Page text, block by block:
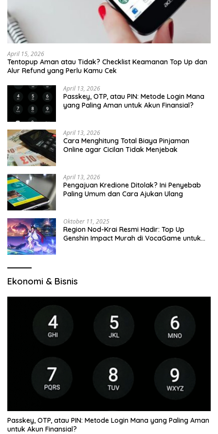
April 15, 2026
Tentopup Aman atau Tidak? Checklist Keamanan Top Up dan
Alur Refund yang Perlu Kamu Cek
April 13, 2026
Passkey, OTP, atau PIN: Metode Login Mana
yang Paling Aman untuk Akun Finansial?
April 13, 2026
Cara Menghitung Total Biaya Pinjaman
Online agar Cicilan Tidak Menjebak
April 13, 2026
Pengajuan Kredione Ditolak? Ini Penyebab
Paling Umum dan Cara Ajukan Ulang
Oktober 11, 2025
Region Nod-Krai Resmi Hadir: Top Up
Genshin Impact Murah di VocaGame untuk
Ekonomi & Bisnis
Passkey, OTP, atau PIN: Metode Login Mana yang Paling Aman
untuk Akun Finansial?